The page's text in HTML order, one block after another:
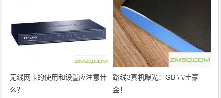
无线网卡的使用和设置应注意什
么？
路线3真机曝光：GB \ \/土豪
金！